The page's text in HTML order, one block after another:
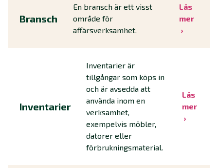
Bransch
En bransch är ett visst
område för
affärsverksamhet.
Läs
mer
Inventarier
Inventarier är
tillgångar som köps in
och är avsedda att
använda inom en
verksamhet,
exempelvis möbler,
datorer eller
förbrukningsmaterial.
Läs
mer